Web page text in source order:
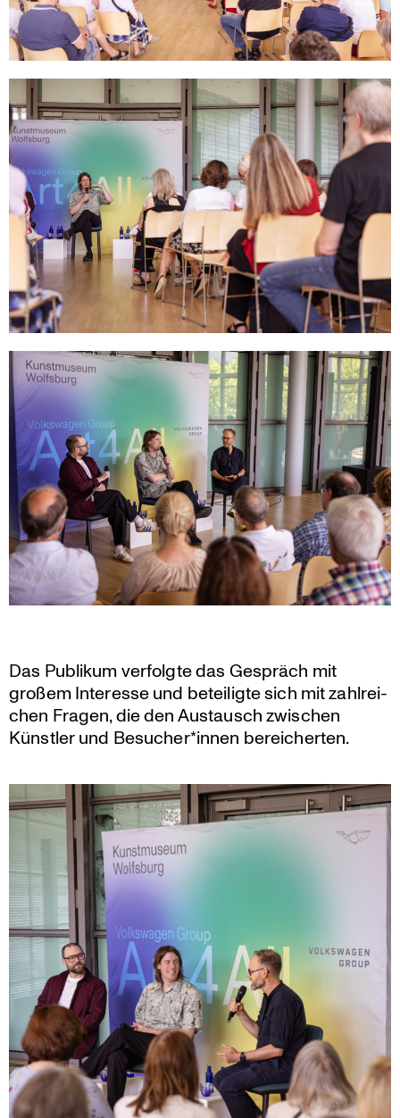
Das Publikum verfolgte das Gespräch mit
großem Interesse und betei­ligte sich mit zahlrei­
chen Fragen, die den Austausch zwischen
Künstler und Besucher*innen bereicherten.